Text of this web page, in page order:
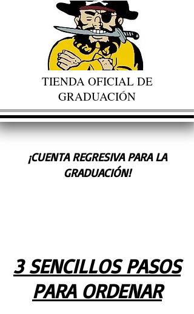
TIENDA OFICIAL DE
GRADUACIÓN
¡CUENTA REGRESIVA PARA LA
GRADUACIÓN!
3 SENCILLOS PASOS
PARA ORDENAR